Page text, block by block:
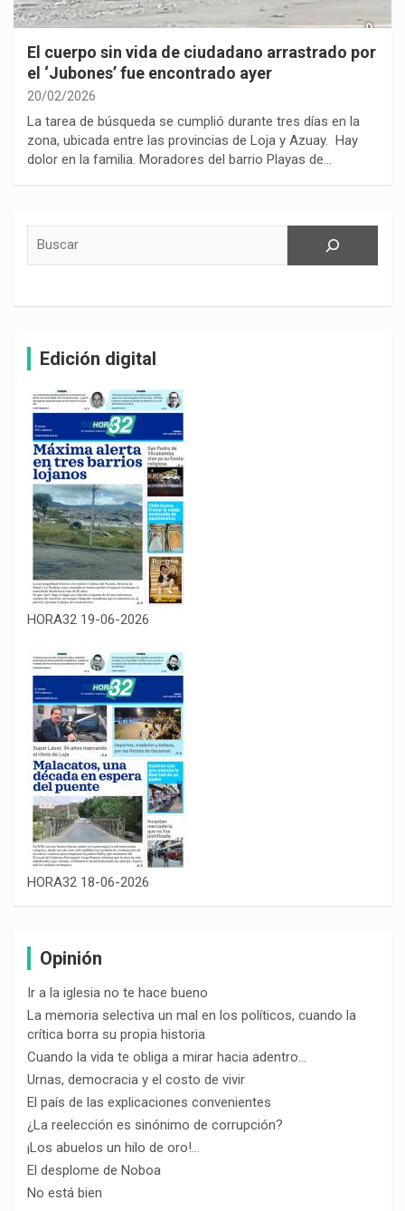
El cuerpo sin vida de ciudadano arrastrado por
el ‘Jubones’ fue encontrado ayer
20/02/2026
La tarea de búsqueda se cumplió durante tres días en la
zona, ubicada entre las provincias de Loja y Azuay. Hay
dolor en la familia. Moradores del barrio Playas de…
Edición digital
HORA32 19-06-2026
HORA32 18-06-2026
Opinión
Ir a la iglesia no te hace bueno
La memoria selectiva un mal en los políticos, cuando la
crítica borra su propia historia
Cuando la vida te obliga a mirar hacia adentro…
Urnas, democracia y el costo de vivir
El país de las explicaciones convenientes
¿La reelección es sinónimo de corrupción?
¡Los abuelos un hilo de oro!…
El desplome de Noboa
No está bien